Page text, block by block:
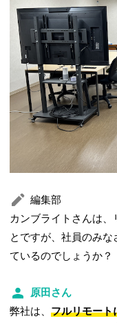
編集部
カンブライトさんは、
とですが、社員のみ
ているのでしょうか？
原田さん
弊社は、フルリモート